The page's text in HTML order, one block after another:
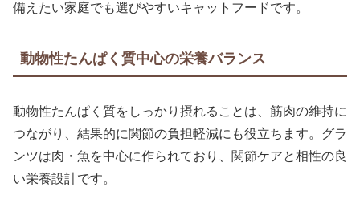
備えたい家庭でも選びやすいキャットフードです。
動物性たんぱく質中心の栄養バランス
動物性たんぱく質をしっかり摂れることは、筋肉の維持に
つながり、結果的に関節の負担軽減にも役立ちます。グラ
ンツは肉・魚を中心に作られており、関節ケアと相性の良
い栄養設計です。